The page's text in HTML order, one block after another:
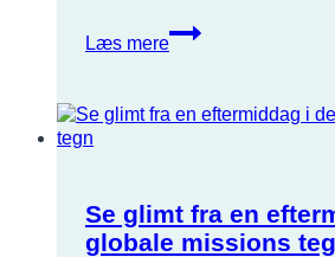
Læs mere
Der
er
mellem
omkring
os
Se glimt fra en
globale missions